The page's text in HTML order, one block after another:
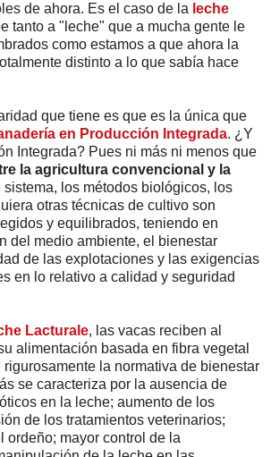
de ahora. Es el caso de la leche
tanto a "leche" que a mucha gente le
como estamos a que ahora la
distinto a lo que sabía hace
que tiene es que es la única que
en Producción Integrada. ¿Y
Integrada? Pues ni más ni menos que
la agricultura convencional y la
sistema, los métodos biológicos, los
otras técnicas de cultivo son
y equilibrados, teniendo en
del medio ambiente, el bienestar
de las explotaciones y las exigencias
en lo relativo a calidad y seguridad
Lacturale, las vacas reciben al
alimentación basada en fibra vegetal
la normativa de bienestar
se caracteriza por la ausencia de
en la leche; aumento de los
de los tratamientos veterinarios;
ordeño; mayor control de la